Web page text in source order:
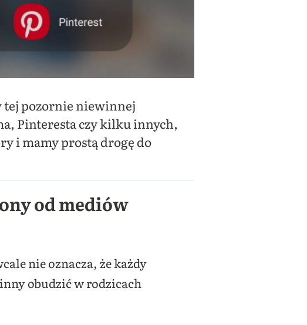
tej pozornie niewinnej
Pinteresta czy kilku innych,
i mamy prostą drogę do
od mediów
nie oznacza, że każdy
obudzić w rodzicach